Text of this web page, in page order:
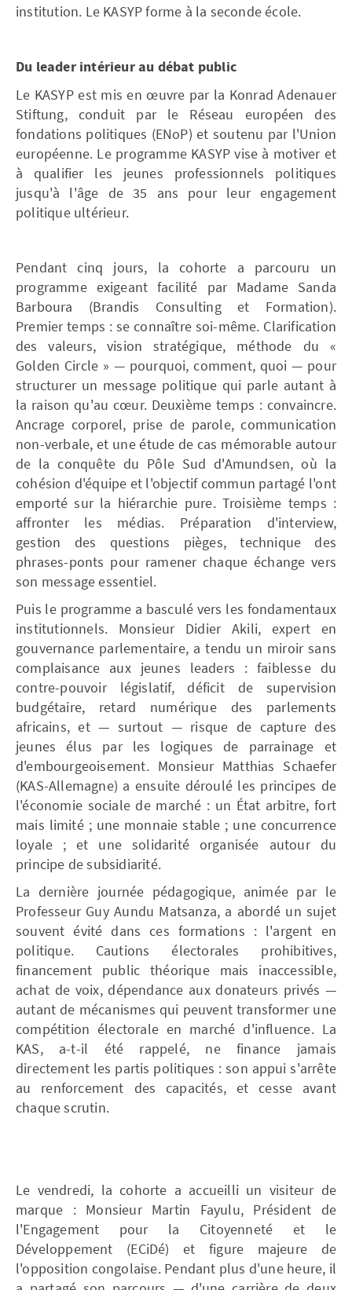
institution. Le KASYP forme à la seconde école.
Du leader intérieur au débat public
Le KASYP est mis en œuvre par la Konrad Adenauer
Stiftung, conduit par le Réseau européen des
fondations politiques (ENoP) et soutenu par l'Union
européenne. Le programme KASYP vise à motiver et
à qualifier les jeunes professionnels politiques
jusqu'à l'âge de 35 ans pour leur engagement
politique ultérieur.
Pendant cinq jours, la cohorte a parcouru un
programme exigeant facilité par Madame Sanda
Barboura (Brandis Consulting et Formation).
Premier temps : se connaître soi-même. Clarification
des valeurs, vision stratégique, méthode du «
Golden Circle » — pourquoi, comment, quoi — pour
structurer un message politique qui parle autant à
la raison qu'au cœur. Deuxième temps : convaincre.
Ancrage corporel, prise de parole, communication
non-verbale, et une étude de cas mémorable autour
de la conquête du Pôle Sud d'Amundsen, où la
cohésion d'équipe et l'objectif commun partagé l'ont
emporté sur la hiérarchie pure. Troisième temps :
affronter les médias. Préparation d'interview,
gestion des questions pièges, technique des
phrases-ponts pour ramener chaque échange vers
son message essentiel.
Puis le programme a basculé vers les fondamentaux
institutionnels. Monsieur Didier Akili, expert en
gouvernance parlementaire, a tendu un miroir sans
complaisance aux jeunes leaders : faiblesse du
contre-pouvoir législatif, déficit de supervision
budgétaire, retard numérique des parlements
africains, et — surtout — risque de capture des
jeunes élus par les logiques de parrainage et
d'embourgeoisement. Monsieur Matthias Schaefer
(KAS-Allemagne) a ensuite déroulé les principes de
l'économie sociale de marché : un État arbitre, fort
mais limité ; une monnaie stable ; une concurrence
loyale ; et une solidarité organisée autour du
principe de subsidiarité.
La dernière journée pédagogique, animée par le
Professeur Guy Aundu Matsanza, a abordé un sujet
souvent évité dans ces formations : l'argent en
politique. Cautions électorales prohibitives,
financement public théorique mais inaccessible,
achat de voix, dépendance aux donateurs privés —
autant de mécanismes qui peuvent transformer une
compétition électorale en marché d'influence. La
KAS, a-t-il été rappelé, ne finance jamais
directement les partis politiques : son appui s'arrête
au renforcement des capacités, et cesse avant
chaque scrutin.
Le vendredi, la cohorte a accueilli un visiteur de
marque : Monsieur Martin Fayulu, Président de
l'Engagement pour la Citoyenneté et le
Développement (ECiDé) et figure majeure de
l'opposition congolaise. Pendant plus d'une heure, il